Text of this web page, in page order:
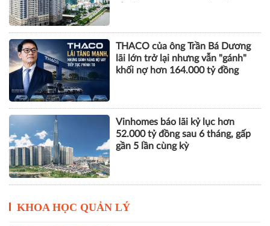
THACO của ông Trần Bá Dương
lãi lớn trở lại nhưng vẫn "gánh"
khối nợ hơn 164.000 tỷ đồng
Vinhomes báo lãi kỷ lục hơn
52.000 tỷ đồng sau 6 tháng, gấp
gần 5 lần cùng kỳ
KHOA HỌC QUẢN LÝ